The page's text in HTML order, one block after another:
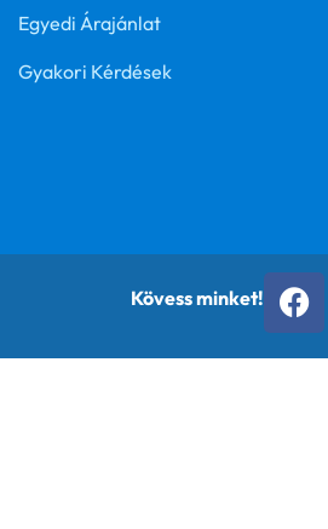
Egyedi Árajánlat
Gyakori Kérdések
Kövess minket!